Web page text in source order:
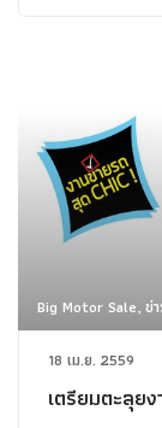
Big Motor Sale, ข่
18 เม.ย. 2559
เตรียมตะลุย